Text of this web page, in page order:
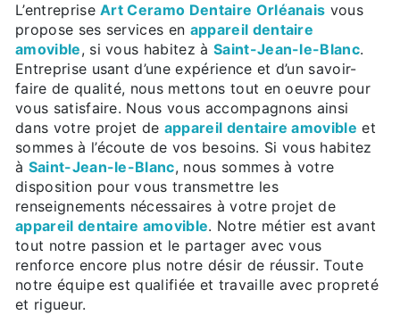
L’entrepriseArt Ceramo Dentaire Orléanais vous
propose ses services en appareil dentaire
amovible, si vous habitez à Saint-Jean-le-Blanc.
Entreprise usant d’une expérience et d’un savoir-
faire de qualité, nous mettons tout en oeuvre pour
vous satisfaire. Nous vous accompagnons ainsi
dans votre projet de appareil dentaire amovible et
sommes à l’écoute de vos besoins. Si vous habitez
à Saint-Jean-le-Blanc, nous sommes à votre
disposition pour vous transmettre les
renseignements nécessaires à votre projet de
appareil dentaire amovible. Notre métier est avant
tout notre passion et le partager avec vous
renforce encore plus notre désir de réussir. Toute
notre équipe est qualifiée et travaille avec propreté
et rigueur.